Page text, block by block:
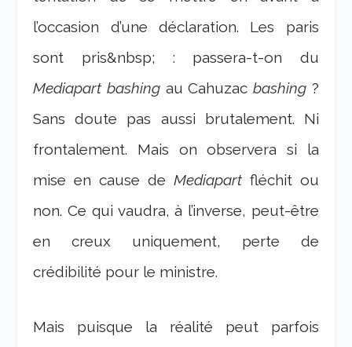
l’occasion d’une déclaration. Les paris
sont pris&nbsp; : passera-t-on du
Mediapart bashing au Cahuzac bashing?
Sans doute pas aussi brutalement. Ni
frontalement. Mais on observera si la
mise en cause de Mediapartfléchit ou
non. Ce qui vaudra, à l’inverse, peut-être
en creux uniquement, perte de
crédibilité pour le ministre.
Mais puisque la réalité peut parfois